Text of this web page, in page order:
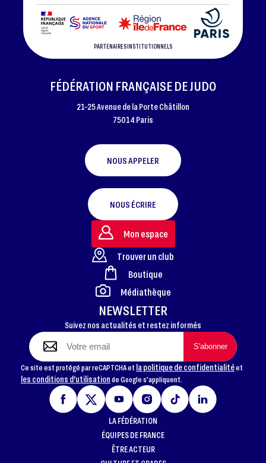
PARTENAIRES INSTITUTIONNELS
FOOTER
FÉDÉRATION FRANÇAISE DE JUDO
21-25 Avenue de la Porte Châtillon
75014 Paris
NOUS APPELER
NOUS ÉCRIRE
NEWSLETTER
Suivez nos actualités et restez informés
Ce site est protégé par reCAPTCHA et la politique de confidentialitéet
les conditions d'utilisationde Google s'appliquent.
Mon espace
Trouver un club
Boutique
Médiathèque
LA FÉDÉRATION
ÉQUIPES DE FRANCE
ÊTRE ACTEUR